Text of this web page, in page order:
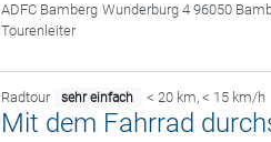
ADFC Bamberg Wunderburg 4 96050
Tourenleiter
Radtour sehr einfach < 20 km, < 15 km/h
Mit dem Fahrrad